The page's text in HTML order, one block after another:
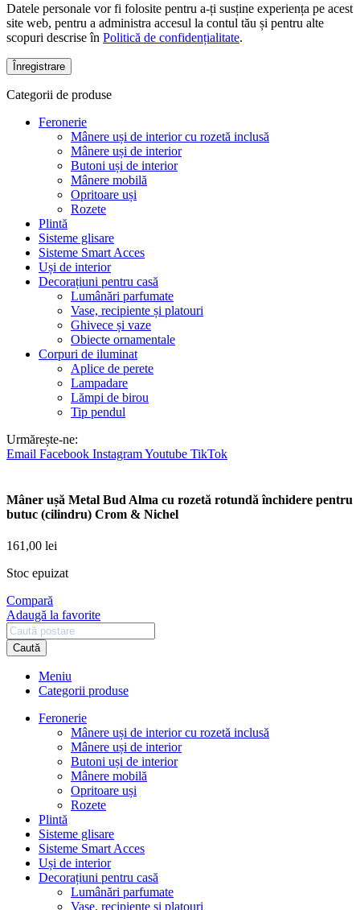
Datele personale vor fi folosite pentru a-ți susține experiența pe acest
site web, pentru a administra accesul la contul tău și pentru alte
scopuri descrise în Politică de confidențialitate.
Înregistrare
Categorii de produse
Feronerie
Mânere uși de interior cu rozetă inclusă
Mânere uși de interior
Butoni uși de interior
Mânere mobilă
Opritoare uși
Rozete
Plintă
Sisteme glisare
Sisteme Smart Acces
Uși de interior
Decorațiuni pentru casă
Lumânări parfumate
Vase, recipiente și platouri
Ghivece și vaze
Obiecte ornamentale
Corpuri de iluminat
Aplice de perete
Lampadare
Lămpi de birou
Tip pendul
Urmărește-ne:
Email Facebook InstagramYoutube TikTok
Mâner ușă Metal Bud Alma cu rozetă rotundă închidere pentru
butuc (cilindru) Crom & Nichel
161,00 lei
Stoc epuizat
Compară
Adaugă la favorite
Caută
Meniu
Categorii produse
Feronerie
Mânere uși de interior cu rozetă inclusă
Mânere uși de interior
Butoni uși de interior
Mânere mobilă
Opritoare uși
Rozete
Plintă
Sisteme glisare
Sisteme Smart Acces
Uși de interior
Decorațiuni pentru casă
Lumânări parfumate
Vase, recipiente și platouri